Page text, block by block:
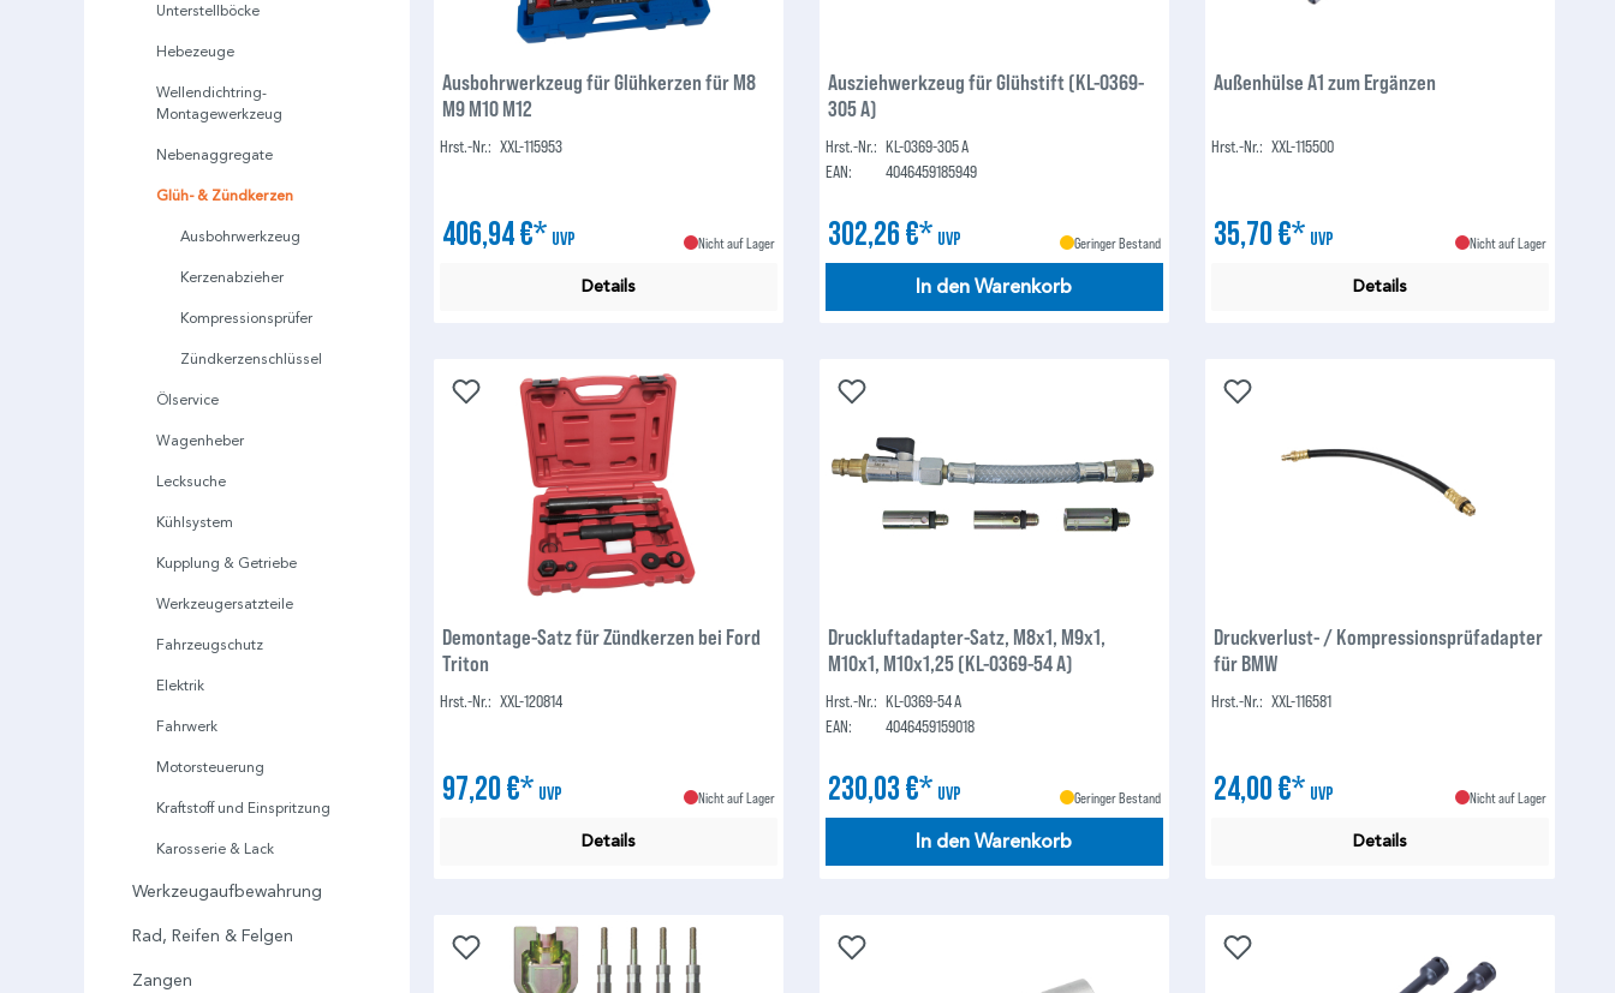
Unterstellböcke
Hebezeuge
Wellendichtring-
Montagewerkzeug
Nebenaggregate
Glüh- & Zündkerzen
Ausbohrwerkzeug
Kerzenabzieher
Kompressionsprüfer
Zündkerzenschlüssel
Ölservice
Wagenheber
Lecksuche
Kühlsystem
Kupplung & Getriebe
Werkzeugersatzteile
Fahrzeugschutz
Elektrik
Fahrwerk
Motorsteuerung
Kraftstoff und Einspritzung
Karosserie & Lack
Werkzeugaufbewahrung
Rad, Reifen & Felgen
Zangen
Ausbohrwerkzeug für Glühkerzen für M8
M9 M10 M12
Hrst.-Nr.: XXL-115953
406,94 €* UVP Nicht auf Lager
Details
Ausziehwerkzeug für Glühstift (KL-0369-
305 A)
Hrst.-Nr.: KL-0369-305 A
EAN:
4046459185949
302,26 €* UVP Geringer Bestand
In den Warenkorb
Außenhülse A1 zum Ergänzen
Hrst.-Nr.: XXL-115500
35,70 €* UVP Nicht auf Lager
Details
Demontage-Satz für Zündkerzen bei Ford
Triton
Hrst.-Nr.: XXL-120814
97,20 €* UVP Nicht auf Lager
Details
Druckluftadapter-Satz, M8x1, M9x1,
M10x1, M10x1,25 (KL-0369-54 A)
Hrst.-Nr.: KL-0369-54 A
EAN:
4046459159018
230,03 €* UVP Geringer Bestand
In den Warenkorb
Druckverlust- / Kompressionsprüfadapter
für BMW
Hrst.-Nr.: XXL-116581
24,00 €* UVP Nicht auf Lager
Details